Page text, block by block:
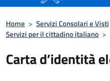
Home > Servizi Consolari e Visti
Servizi per il cittadino italiano >
Carta d’identità